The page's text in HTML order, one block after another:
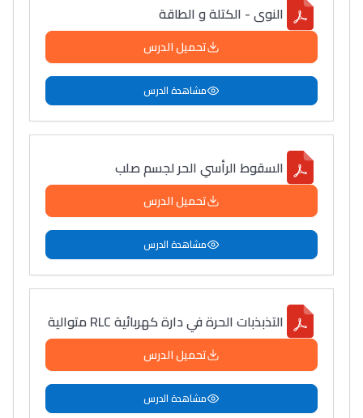
النوى - الكتلة و الطاقة
تحميل الدرس
مشاهدة الدرس
السقوط الرأسي الحر لجسم صلب
تحميل الدرس
مشاهدة الدرس
التذبذبات الحرة في دارة كهربائية RLC متوالية
تحميل الدرس
مشاهدة الدرس